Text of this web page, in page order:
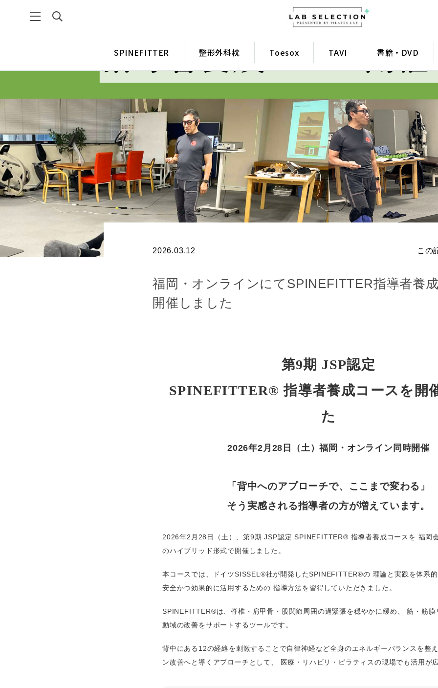
SPINEFITTER 整形外科枕 Toesox TAVI 書籍・DVD
2026.03.12 この
福岡・オンラインにてSPINEFITTER指導者養
開催しました
第9期 JSP認定
SPINEFITTER® 指導者養成コースを開
た
2026年2月28日（土）福岡・オンライン同時開催
「背中へのアプローチで、ここまで変わる」
そう実感される指導者の方が増えています。
2026年2月28日（土）、第9期 JSP認定 SPINEFITTER® 指導者養成コース を 福岡
のハイブリッド形式で開催しました。
本コースでは、ドイツSISSEL®社が開発したSPINEFITTER®の 理論と実践を体系
安全かつ効果的に活用するための 指導方法を習得していただきました。
SPINEFITTER®は、脊椎・肩甲骨・股関節周囲の過緊張を穏やかに緩め、 筋・筋膜
動域の改善をサポートするツールです。
背中にある12の経絡を刺激することで自律神経など全身のエネルギーバランスを整
ン改善へと導くアプローチとして、 医療・リハビリ・ピラティスの現場でも活用が